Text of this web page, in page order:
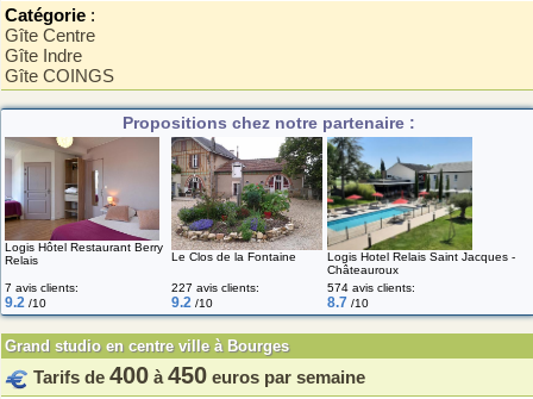
Catégorie :
Gîte Centre
Gîte Indre
Gîte COINGS
Propositions chez notre partenaire :
Logis Hôtel Restaurant Berry
Relais
Le Clos de la Fontaine
Logis Hotel Relais Saint Jacques -
Châteauroux
7 avis clients:
9.2 /10
227 avis clients:
9.2 /10
574 avis clients:
8.7 /10
Grand studio en centre ville à Bourges
Tarifs de 400 à 450 euros par semaine